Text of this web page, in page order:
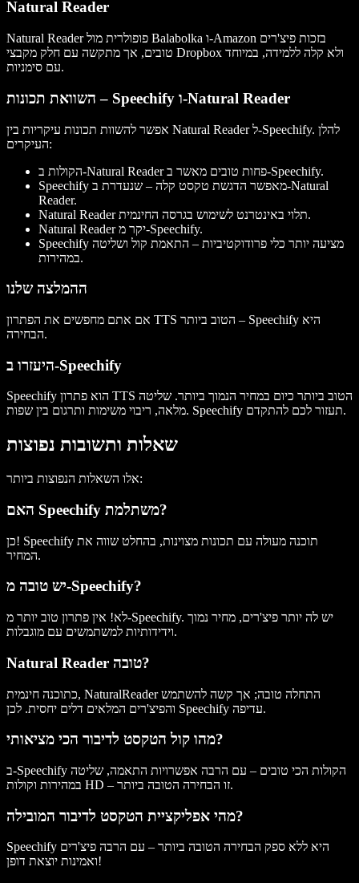
Natural Reader
Natural Reader פופולרית מול Balabolka ו-Amazon בזכות פיצ'רים
טובים, אך מתקשה עם חלק מקבצי Dropbox ולא קלה ללמידה, במיוחד
עם סימניות.
השוואת תכונות – Speechify ו-Natural Reader
אפשר להשוות תכונות עיקריות בין Natural Reader ל-Speechify. להלן
העיקרים:
הקולות ב-Natural Reader פחות טובים מאשר ב-Speechify.
Speechify מאפשר הדגשת טקסט קלה – שנעדרת ב-Natural
Reader.
Natural Reader תלוי באינטרנט לשימוש בגרסה החינמית.
Natural Reader יקר מ-Speechify.
Speechify מציעה יותר כלי פרודוקטיביות – התאמת קול ושליטה
במהירות.
ההמלצה שלנו
אם אתם מחפשים את הפתרון TTS הטוב ביותר – Speechify היא
הבחירה.
היעזרו ב-Speechify
Speechify הוא פתרון TTS הטוב ביותר כיום במחיר הנמוך ביותר. שליטה
מלאה, ריבוי משימות ותרגום בין שפות. Speechify תעזור לכם להתקדם.
שאלות ותשובות נפוצות
אלו השאלות הנפוצות ביותר:
האם Speechify משתלמת?
כן! Speechify תוכנה מעולה עם תכונות מצוינות, בהחלט שווה את
המחיר.
יש טובה מ-Speechify?
לא! אין פתרון טוב יותר מ-Speechify. יש לה יותר פיצ'רים, מחיר נמוך
וידידותיות למשתמשים עם מוגבלות.
Natural Reader טובה?
כתוכנה חינמית, NaturalReader התחלה טובה; אך קשה להשתמש
והפיצ'רים המלאים דלים יחסית. לכן Speechify עדיפה.
מהו קול הטקסט לדיבור הכי מציאותי?
ב-Speechify הקולות הכי טובים – עם הרבה אפשרויות התאמה, שליטה
במהירות וקולות HD – זו הבחירה הטובה ביותר.
מהי אפליקציית הטקסט לדיבור המובילה?
Speechify היא ללא ספק הבחירה הטובה ביותר – עם הרבה פיצ'רים
ואמינות יוצאת דופן!